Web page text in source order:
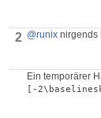
2 @runix nirgends
Ein temporärer
[-